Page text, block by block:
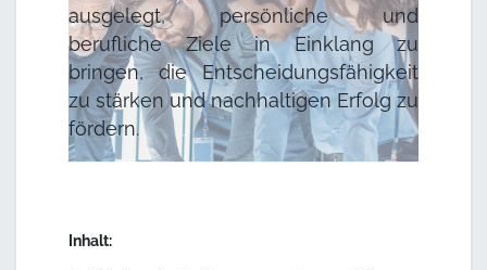
ausgelegt, persönliche und
berufliche Ziele in Einklang zu
bringen, die Entscheidungsfähigkeit
zu stärken und nachhaltigen Erfolg zu
fördern.
Inhalt: